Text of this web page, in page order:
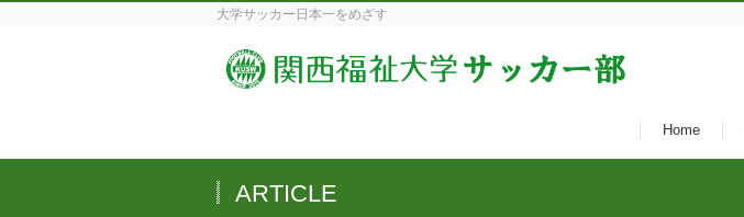
大学サッカー日本一をめざす
Home
ARTICLE